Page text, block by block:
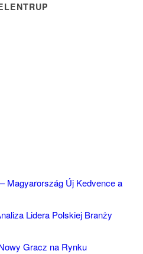
Magyarország Új Kedvence a
Lidera Polskiej Branży
Gracz na Rynku